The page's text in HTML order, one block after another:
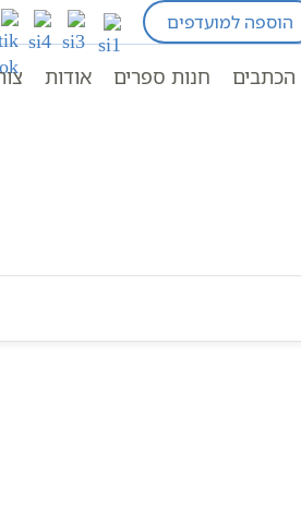
הוספה למועדפים
הכתבים חנות ספרים אודות
חומש במדבר פרשת בהעלותך